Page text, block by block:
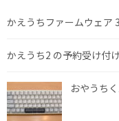
かえうちファームウェア
かえうち2 の予約受け付
おやうち